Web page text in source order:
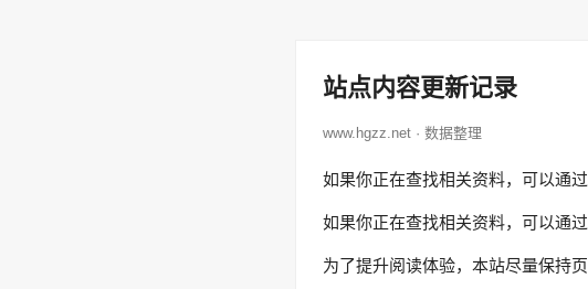
站点内容更新记录
www.hgzz.net · 数据整理
如果你正在查找相关资料，可以通
如果你正在查找相关资料，可以通
为了提升阅读体验，本站尽量保持